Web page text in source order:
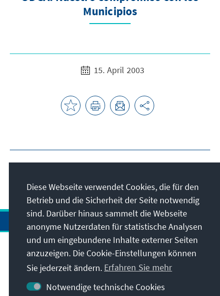
Municipios
15. April 2003
Anschrift
Kontakt
Diese Webseite verwendet Cookies, die für den
Betrieb und die Sicherheit der Seite notwendig
sind. Darüber hinaus sammelt die Webseite
anonyme Nutzerdaten für statistische Analysen
und um eingebundene Inhalte externer Seiten
anzuzeigen. Die Cookie-Einstellungen können
Sie jederzeit ändern. Erfahren Sie mehr
Notwendige technische Cookies